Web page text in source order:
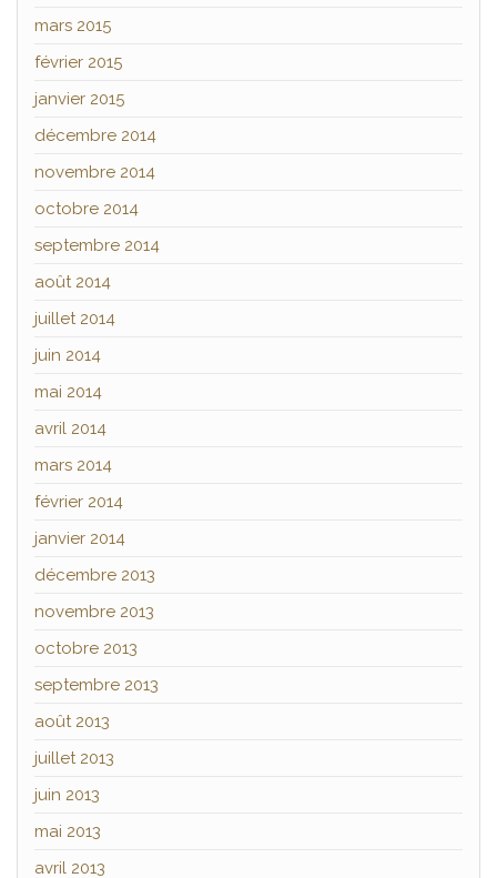
mars 2015
février 2015
janvier 2015
décembre 2014
novembre 2014
octobre 2014
septembre 2014
août 2014
juillet 2014
juin 2014
mai 2014
avril 2014
mars 2014
février 2014
janvier 2014
décembre 2013
novembre 2013
octobre 2013
septembre 2013
août 2013
juillet 2013
juin 2013
mai 2013
avril 2013